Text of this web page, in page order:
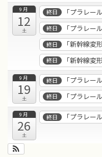
9月
12
土
終日 「プラレー
終日 「プラレー
終日 「新幹線変
終日 「新幹線変
9月
19
土
終日 「プラレー
終日 「プラレー
9月
26
土
終日 「プラレー